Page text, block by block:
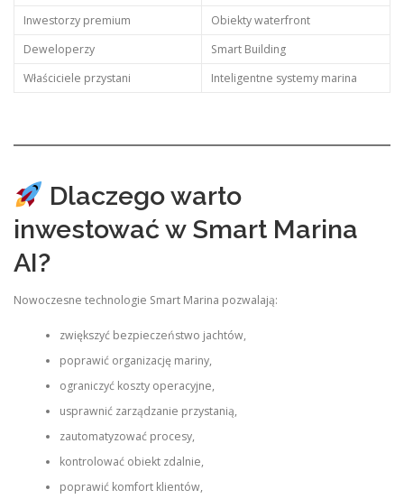
Inwestorzy premium
Obiekty waterfront
Deweloperzy
Smart Building
Właściciele przystani
Inteligentne systemy marina
Dlaczego warto
inwestować w Smart Marina
AI?
Nowoczesne technologie Smart Marina pozwalają:
zwiększyć bezpieczeństwo jachtów,
poprawić organizację mariny,
ograniczyć koszty operacyjne,
usprawnić zarządzanie przystanią,
zautomatyzować procesy,
kontrolować obiekt zdalnie,
poprawić komfort klientów,